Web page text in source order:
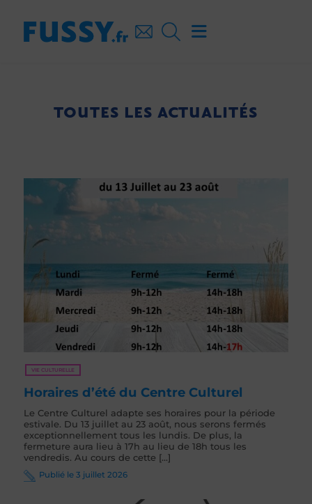
TOUTES LES ACTUALITÉS
VIE CULTURELLE
Horaires d’été du Centre Culturel
Le Centre Culturel adapte ses horaires pour la période
estivale. Du 13 juillet au 23 août, nous serons fermés
exceptionnellement tous les lundis. De plus, la
fermeture aura lieu à 17h au lieu de 18h tous les
vendredis. Au cours de cette [...]
Publié le 3 juillet 2026